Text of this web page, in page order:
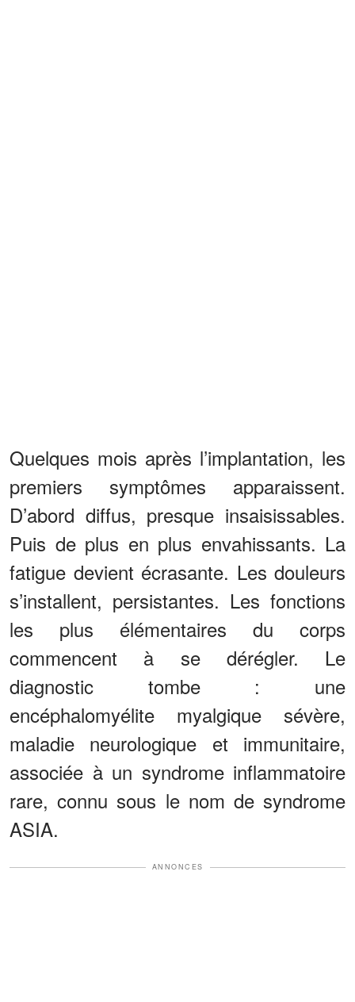
Quelques mois après l’implantation, les
premiers symptômes apparaissent.
D’abord diffus, presque insaisissables.
Puis de plus en plus envahissants. La
fatigue devient écrasante. Les douleurs
s’installent, persistantes. Les fonctions
les plus élémentaires du corps
commencent à se dérégler. Le
diagnostic tombe : une
encéphalomyélite myalgique sévère,
maladie neurologique et immunitaire,
associée à un syndrome inflammatoire
rare, connu sous le nom de syndrome
ASIA.
ANNONCES